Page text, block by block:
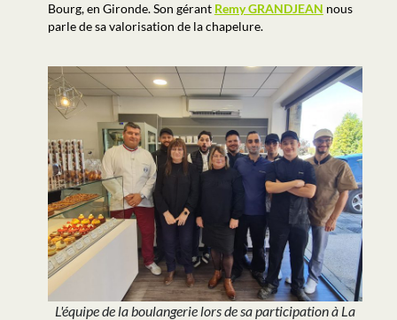
Bourg, en Gironde. Son gérant Remy GRANDJEAN nous
parle de sa valorisation de la chapelure.
L'équipe de la boulangerie lors de sa participation à La